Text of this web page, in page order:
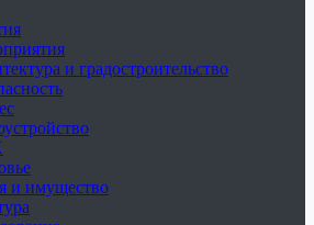
и градостроительство
и имущество